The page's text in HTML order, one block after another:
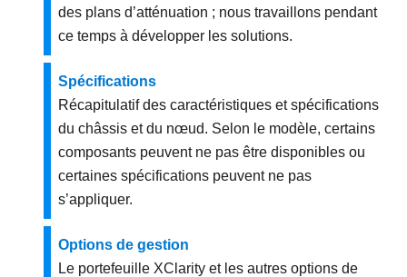
des plans d’atténuation ; nous travaillons pendant
ce temps à développer les solutions.
Spécifications
Récapitulatif des caractéristiques et spécifications
du châssis et du nœud. Selon le modèle, certains
composants peuvent ne pas être disponibles ou
certaines spécifications peuvent ne pas
s’appliquer.
Options de gestion
Le portefeuille XClarity et les autres options de